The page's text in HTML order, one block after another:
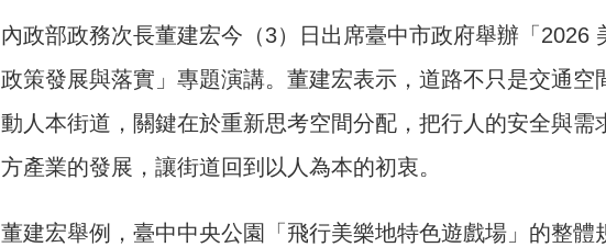
內政部政務次長董建宏今（3）日出席臺中市政府舉辦「2026
政策發展與落實」專題演講。董建宏表示，道路不只是交通
動人本街道，關鍵在於重新思考空間分配，把行人的安全與
方產業的發展，讓街道回到以人為本的初衷。
董建宏舉例，臺中中央公園「飛行美樂地特色遊戲場」的整